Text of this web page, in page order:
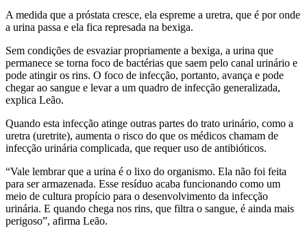
A medida que a próstata cresce, ela espreme a uretra, que é por onde
a urina passa e ela fica represada na bexiga.
Sem condições de esvaziar propriamente a bexiga, a urina que
permanece se torna foco de bactérias que saem pelo canal urinário e
pode atingir os rins. O foco de infecção, portanto, avança e pode
chegar ao sangue e levar a um quadro de infecção generalizada,
explica Leão.
Quando esta infecção atinge outras partes do trato urinário, como a
uretra (uretrite), aumenta o risco do que os médicos chamam de
infecção urinária complicada, que requer uso de antibióticos.
“Vale lembrar que a urina é o lixo do organismo. Ela não foi feita
para ser armazenada. Esse resíduo acaba funcionando como um
meio de cultura propício para o desenvolvimento da infecção
urinária. E quando chega nos rins, que filtra o sangue, é ainda mais
perigoso”, afirma Leão.